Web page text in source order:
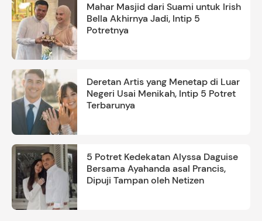
Mahar Masjid dari Suami untuk Irish
Bella Akhirnya Jadi, Intip 5
Potretnya
Deretan Artis yang Menetap di Luar
Negeri Usai Menikah, Intip 5 Potret
Terbarunya
5 Potret Kedekatan Alyssa Daguise
Bersama Ayahanda asal Prancis,
Dipuji Tampan oleh Netizen